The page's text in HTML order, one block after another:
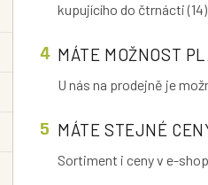
kupujícího do čtrnácti
MÁTE MOŽNOST
U nás na prodejně je
MÁTE STEJNÉ
Sortiment i ceny v e-